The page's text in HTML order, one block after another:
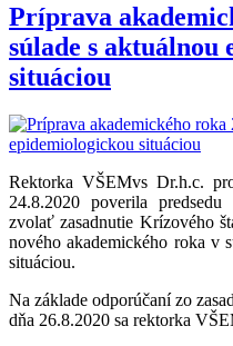
Príprava
súlade s aktuálnou
situáciou
Rektorka VŠEMvs Dr.h.c.
24.8.2020 poverila
zvolať zasadnutie Krízového
nového akademického roka v
situáciou.
Na základe odporúčaní zo
dňa 26.8.2020 sa rektorka